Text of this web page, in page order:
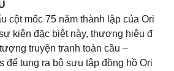
cột mốc 75 năm thành lập của Ori
kiện đặc biệt này, thương hiệu đ
truyện tranh toàn cầu –
để tung ra bộ sưu tập đồng hồ Ori